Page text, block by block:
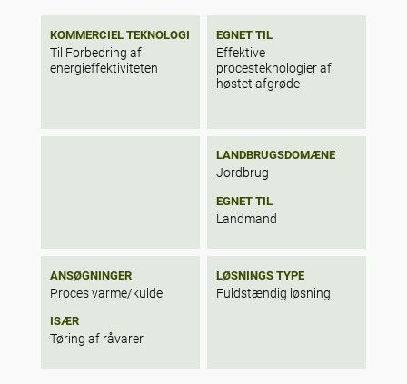
KOMMERCIEL TEKNOLOGI
Til Forbedring af
energieffektiviteten
EGNET TIL
Effektive
procesteknologier af
høstet afgrøde
LANDBRUGSDOMÆNE
Jordbrug
EGNET TIL
Landmand
ANSØGNINGER
Proces varme/kulde
ISÆR
Tøring af råvarer
LØSNINGS TYPE
Fuldstændig løsning